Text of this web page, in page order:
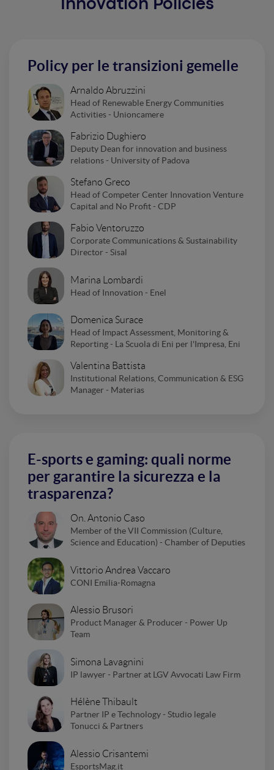
Innovation Policies
Policy per le transizioni gemelle
Arnaldo Abruzzini
Head of Renewable Energy Communities
Activities - Unioncamere
Fabrizio Dughiero
Deputy Dean for innovation and business
relations - University of Padova
Stefano Greco
Head of Competer Center Innovation Venture
Capital and No Profit - CDP
Fabio Ventoruzzo
Corporate Communications & Sustainability
Director - Sisal
Marina Lombardi
Head of Innovation - Enel
Domenica Surace
Head of Impact Assessment, Monitoring &
Reporting - La Scuola di Eni per l'Impresa, Eni
Valentina Battista
Institutional Relations, Communication & ESG
Manager - Materias
E-sports e gaming: quali norme
per garantire la sicurezza e la
trasparenza?
On. Antonio Caso
Member of the VII Commission (Culture,
Science and Education) - Chamber of Deputies
Vittorio Andrea Vaccaro
CONI Emilia-Romagna
Alessio Brusori
Product Manager & Producer - Power Up
Team
Simona Lavagnini
IP lawyer - Partner at LGV Avvocati Law Firm
Hélène Thibault
Partner IP e Technology - Studio legale
Tonucci & Partners
Alessio Crisantemi
EsportsMag.it